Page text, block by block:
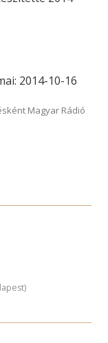
2014-10-16
Magyar Rádió